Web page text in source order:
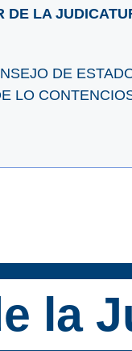
DE LA
DE
LO
la